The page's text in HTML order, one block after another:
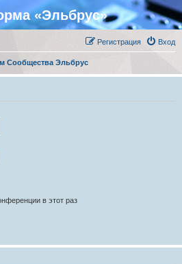
«Эльбрус»
Вход
Регистрация
Сообщества Эльбрус
в этот раз